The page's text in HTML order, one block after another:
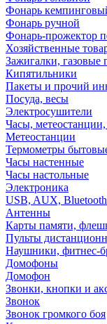
Фонарь
Фонарь ручной
Фонарь-прожектор
Хозяйственные
Зажигалки, газовые
Кипятильники
Пакеты и прочий
Посуда, весы
Электросушители
Часы,
Метеостанции
Термометры
Часы настенные
Часы настольные
Электроника
USB, AUX,
Антенны
Карты памяти,
Пульты
Наушники, фитнес-
Домофоны
Домофон
Звонки, кнопки и
Звонок
Звонок громкого боя